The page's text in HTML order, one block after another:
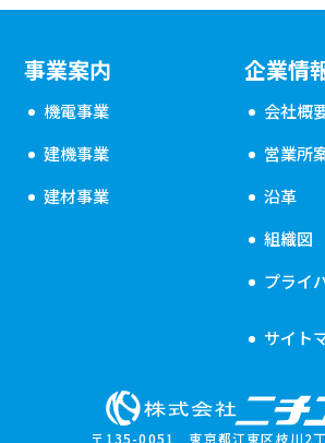
〒135-0051 東京都江東区枝川2
事業案内
機電事業
建機事業
建材事業
企業情
会社概
営業所
沿革
組織図
プライ
サイト